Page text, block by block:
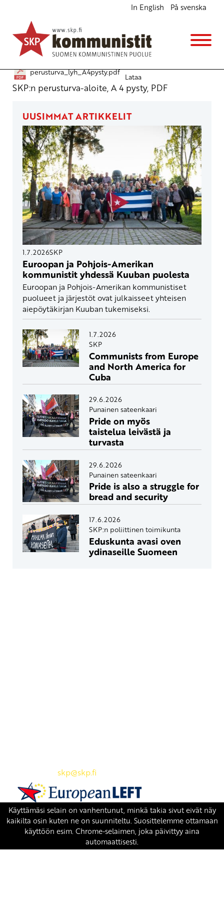
In English På svenska
Perusturva-aloite lyhyesti
Julkiset materiaalit
10.4.2011 - 16:19
perusturva_lyh_A4pysty.pdf
Lataa
SKP:n perusturva-aloite, A 4 pysty, PDF
UUSIMMAT ARTIKKELIT
1.7.2026SKP
Euroopan ja Pohjois-Amerikan
kommunistit yhdessä Kuuban puolesta
Euroopan ja Pohjois-Amerikan kommunistiset
puolueet ja järjestöt ovat julkaisseet yhteisen
aiepöytäkirjan Kuuban tukemiseksi.
1.7.2026
SKP
Communists from Europe
and North America for
Cuba
29.6.2026
Punainen sateenkaari
Pride on myös
taistelua leivästä ja
turvasta
29.6.2026
Punainen sateenkaari
Pride is also a struggle for
bread and security
17.6.2026
SKP:n poliittinen toimikunta
Eduskunta avasi oven
ydinaseille Suomeen
skp@skp.fi
SKP on Euroopan Vasemmistopuolueen jäsen.
european-left.org
european-left.org/manifesto/